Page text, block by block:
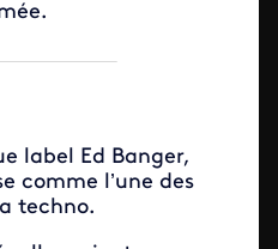
label Ed Banger,
comme l’une des
techno.